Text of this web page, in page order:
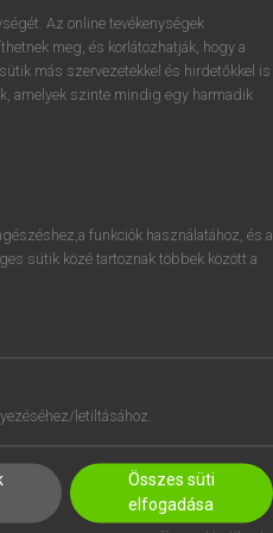
elindításához
ésbelépek.
REGISZTRÁCIÓ
Az online tevékenységek
meg, és korlátozhatják, hogy a
más szervezetekkel és hirdetőkkel is
amelyek szinte mindig egy harmadik
funkciók használatához, és a
sütik közé tartoznak többek között a
letiltásához.
Összes süti
elfogadása